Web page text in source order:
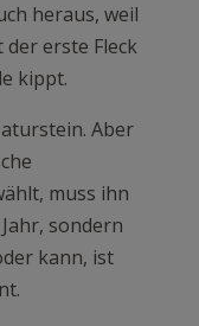
heraus, weil
erste Fleck
kippt.
Aber
muss ihn
sondern
kann, ist